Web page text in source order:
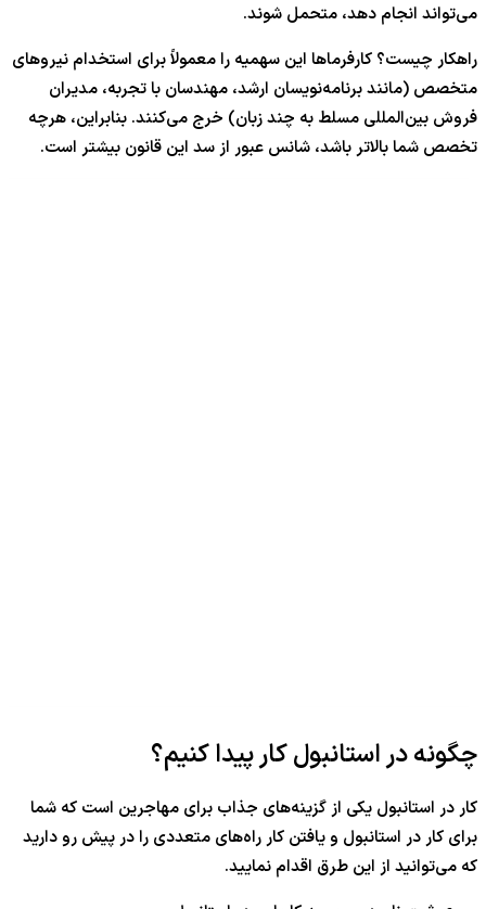
می‌تواند انجام دهد، متحمل شوند.
راهکار چیست؟ کارفرماها این سهمیه را معمولاً برای استخدام نیروهای
متخصص (مانند برنامه‌نویسان ارشد، مهندسان با تجربه، مدیران
فروش بین‌المللی مسلط به چند زبان) خرج می‌کنند. بنابراین، هرچه
تخصص شما بالاتر باشد، شانس عبور از سد این قانون بیشتر است.
چگونه در استانبول کار پیدا کنیم؟
کار در استانبول یکی از گزینه‌های جذاب برای مهاجرین است که شما
برای کار در استانبول و یافتن کار راه‌های متعددی را در پیش رو دارید
که می‌توانید از این طرق اقدام نمایید.